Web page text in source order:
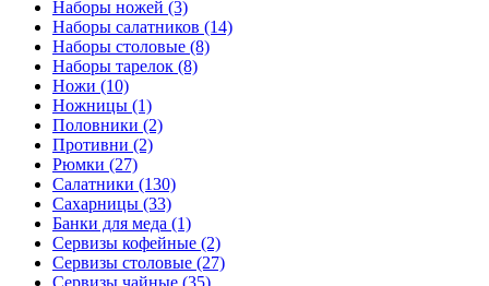
Наборы ножей (3)
Наборы салатников (14)
Наборы столовые (8)
Наборы тарелок (8)
Ножи (10)
Ножницы (1)
Половники (2)
Противни (2)
Рюмки (27)
Салатники (130)
Сахарницы (33)
Банки для меда (1)
Сервизы кофейные (2)
Сервизы столовые (27)
Сервизы чайные (35)